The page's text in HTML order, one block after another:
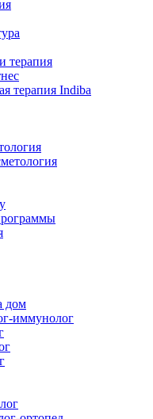
терапия
терапия Indiba
дом
иммунолог